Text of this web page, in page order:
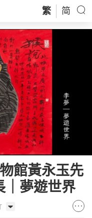
繁 简
館黃永玉先
｜夢遊世界